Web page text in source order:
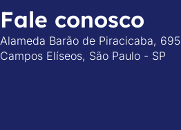
Fale conosco
Alameda Barão de Piracicaba, 695
Campos Elíseos, São Paulo - SP